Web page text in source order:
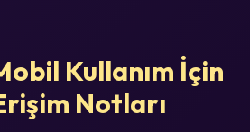
Kullanım İçin
Notları